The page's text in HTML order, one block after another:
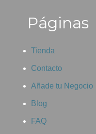
Páginas
Tienda
Contacto
Añade tu Negocio
Blog
FAQ